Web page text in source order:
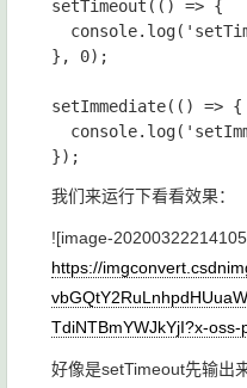
setTimeout(() => {
}, 0);
setImmediate(() => {
我们来运行下看看效果：
![image-
https://
TdiNTBmYWJkYjI?x-
好像是setTimeout先输出